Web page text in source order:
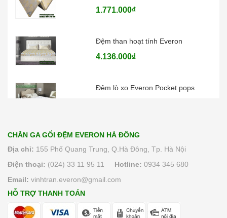
CHĂN GA GỐI ĐỆM EVERON HÀ ĐÔNG
Địa chỉ: 155 Phố Quang Trung, Q.Hà Đông, Tp. Hà Nội
Điện thoại: (024) 33 11 95 11 Hotline: 0934 345 680
Email: vinhtran.everon@gmail.com
HỖ TRỢ THANH TOÁN